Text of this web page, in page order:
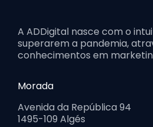
A ADDigital nasce com o
superarem a pandemia,
conhecimentos em
Morada
Avenida da República 94
1495-109 Algés